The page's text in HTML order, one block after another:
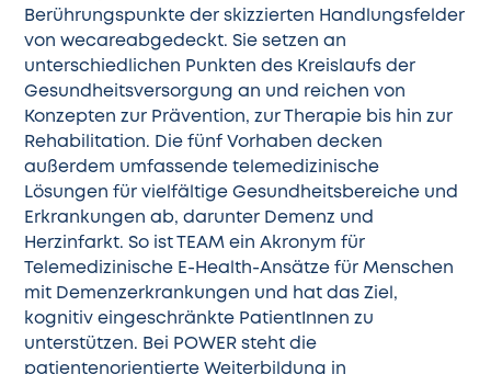
Berührungspunkte der skizzierten Handlungsfelder
von wecareabgedeckt. Sie setzen an
unterschiedlichen Punkten des Kreislaufs der
Gesundheitsversorgung an und reichen von
Konzepten zur Prävention, zur Therapie bis hin zur
Rehabilitation. Die fünf Vorhaben decken
außerdem umfassende telemedizinische
Lösungen für vielfältige Gesundheitsbereiche und
Erkrankungen ab, darunter Demenz und
Herzinfarkt. So ist TEAM ein Akronym für
Telemedizinische E-Health-Ansätze für Menschen
mit Demenzerkrankungen und hat das Ziel,
kognitiv eingeschränkte PatientInnen zu
unterstützen. Bei POWER steht die
patientenorientierte Weiterbildung in